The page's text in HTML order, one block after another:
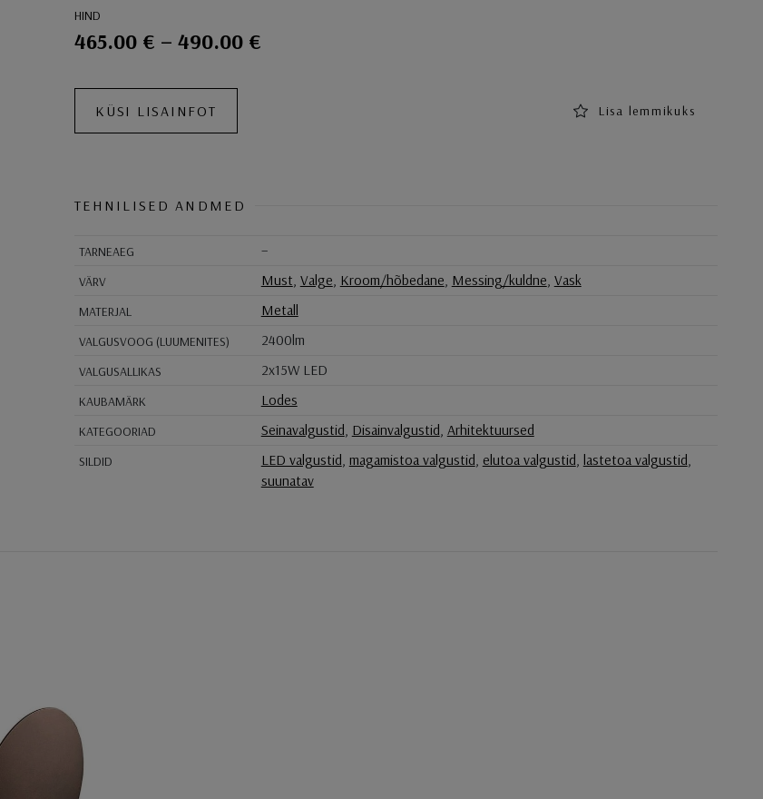
Ostukorvi toimingud
HIND
465.00 € – 490.00 €
KÜSI LISAINFOT Lisa lemmikuks
TEHNILISED ANDMED
TARNEAEG –
VÄRV Must Valge Kroom/hõbedane Messing/kuldne Vask
MATERJAL Metall
VALGUSVOOG (LUUMENITES) 2400lm
VALGUSALLIKAS 2x15W LED
KAUBAMÄRK Lodes
KATEGOORIAD Seinavalgustid Disainvalgustid Arhitektuursed
SILDID LED valgustid magamistoa valgustid elutoa valgustid lastetoa valgustid
suunatav